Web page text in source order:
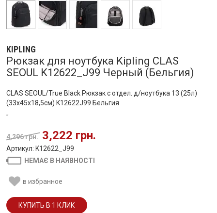
KIPLING
Рюкзак для ноутбука Kipling CLAS
SEOUL K12622_J99 Черный (Бельгия)
CLAS SEOUL/True Black Рюкзак с отдел. д/ноутбука 13 (25л)
(33x45x18,5см) K12622J99 Бельгия
"
4,296 грн. 3,222 грн.
Артикул: K12622_J99
НЕМАЄ В НАЯВНОСТІ
в избранное